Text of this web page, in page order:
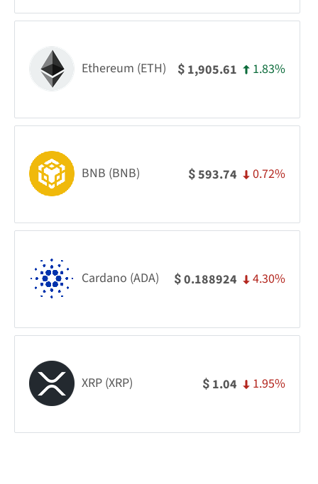
Ethereum (ETH) $ 1,905.61 1.83%
BNB (BNB) $593.74 0.72%
Cardano (ADA) $0.188924 4.30%
XRP (XRP) $ 1.04 1.95%